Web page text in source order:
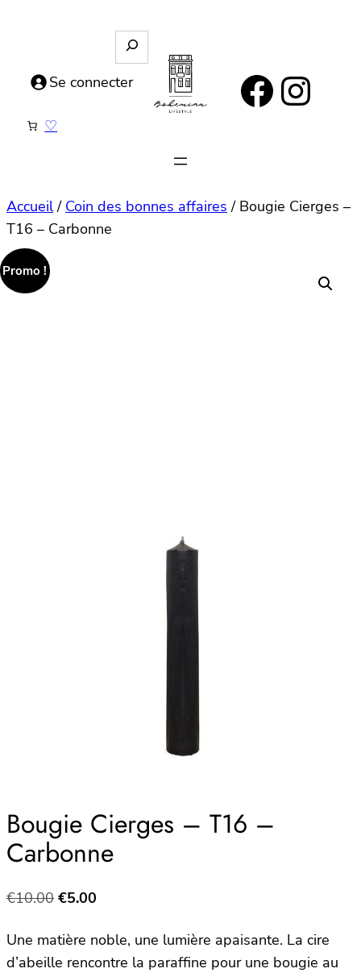
https://www.facebook.com/bohemianlifestyle.be Instagram
e
c
e
Se connecter
♡
Accueil/ Coin des bonnes affaires / Bougie Cierges –
T16 – Carbonne
Promo !
Bougie Cierges – T16 –
Carbonne
€10.00 Le
initial
était :
€5.00
actuel
est :
Une matière noble, une lumière apaisante. La cire
d’abeille rencontre la paraffine pour une bougie au